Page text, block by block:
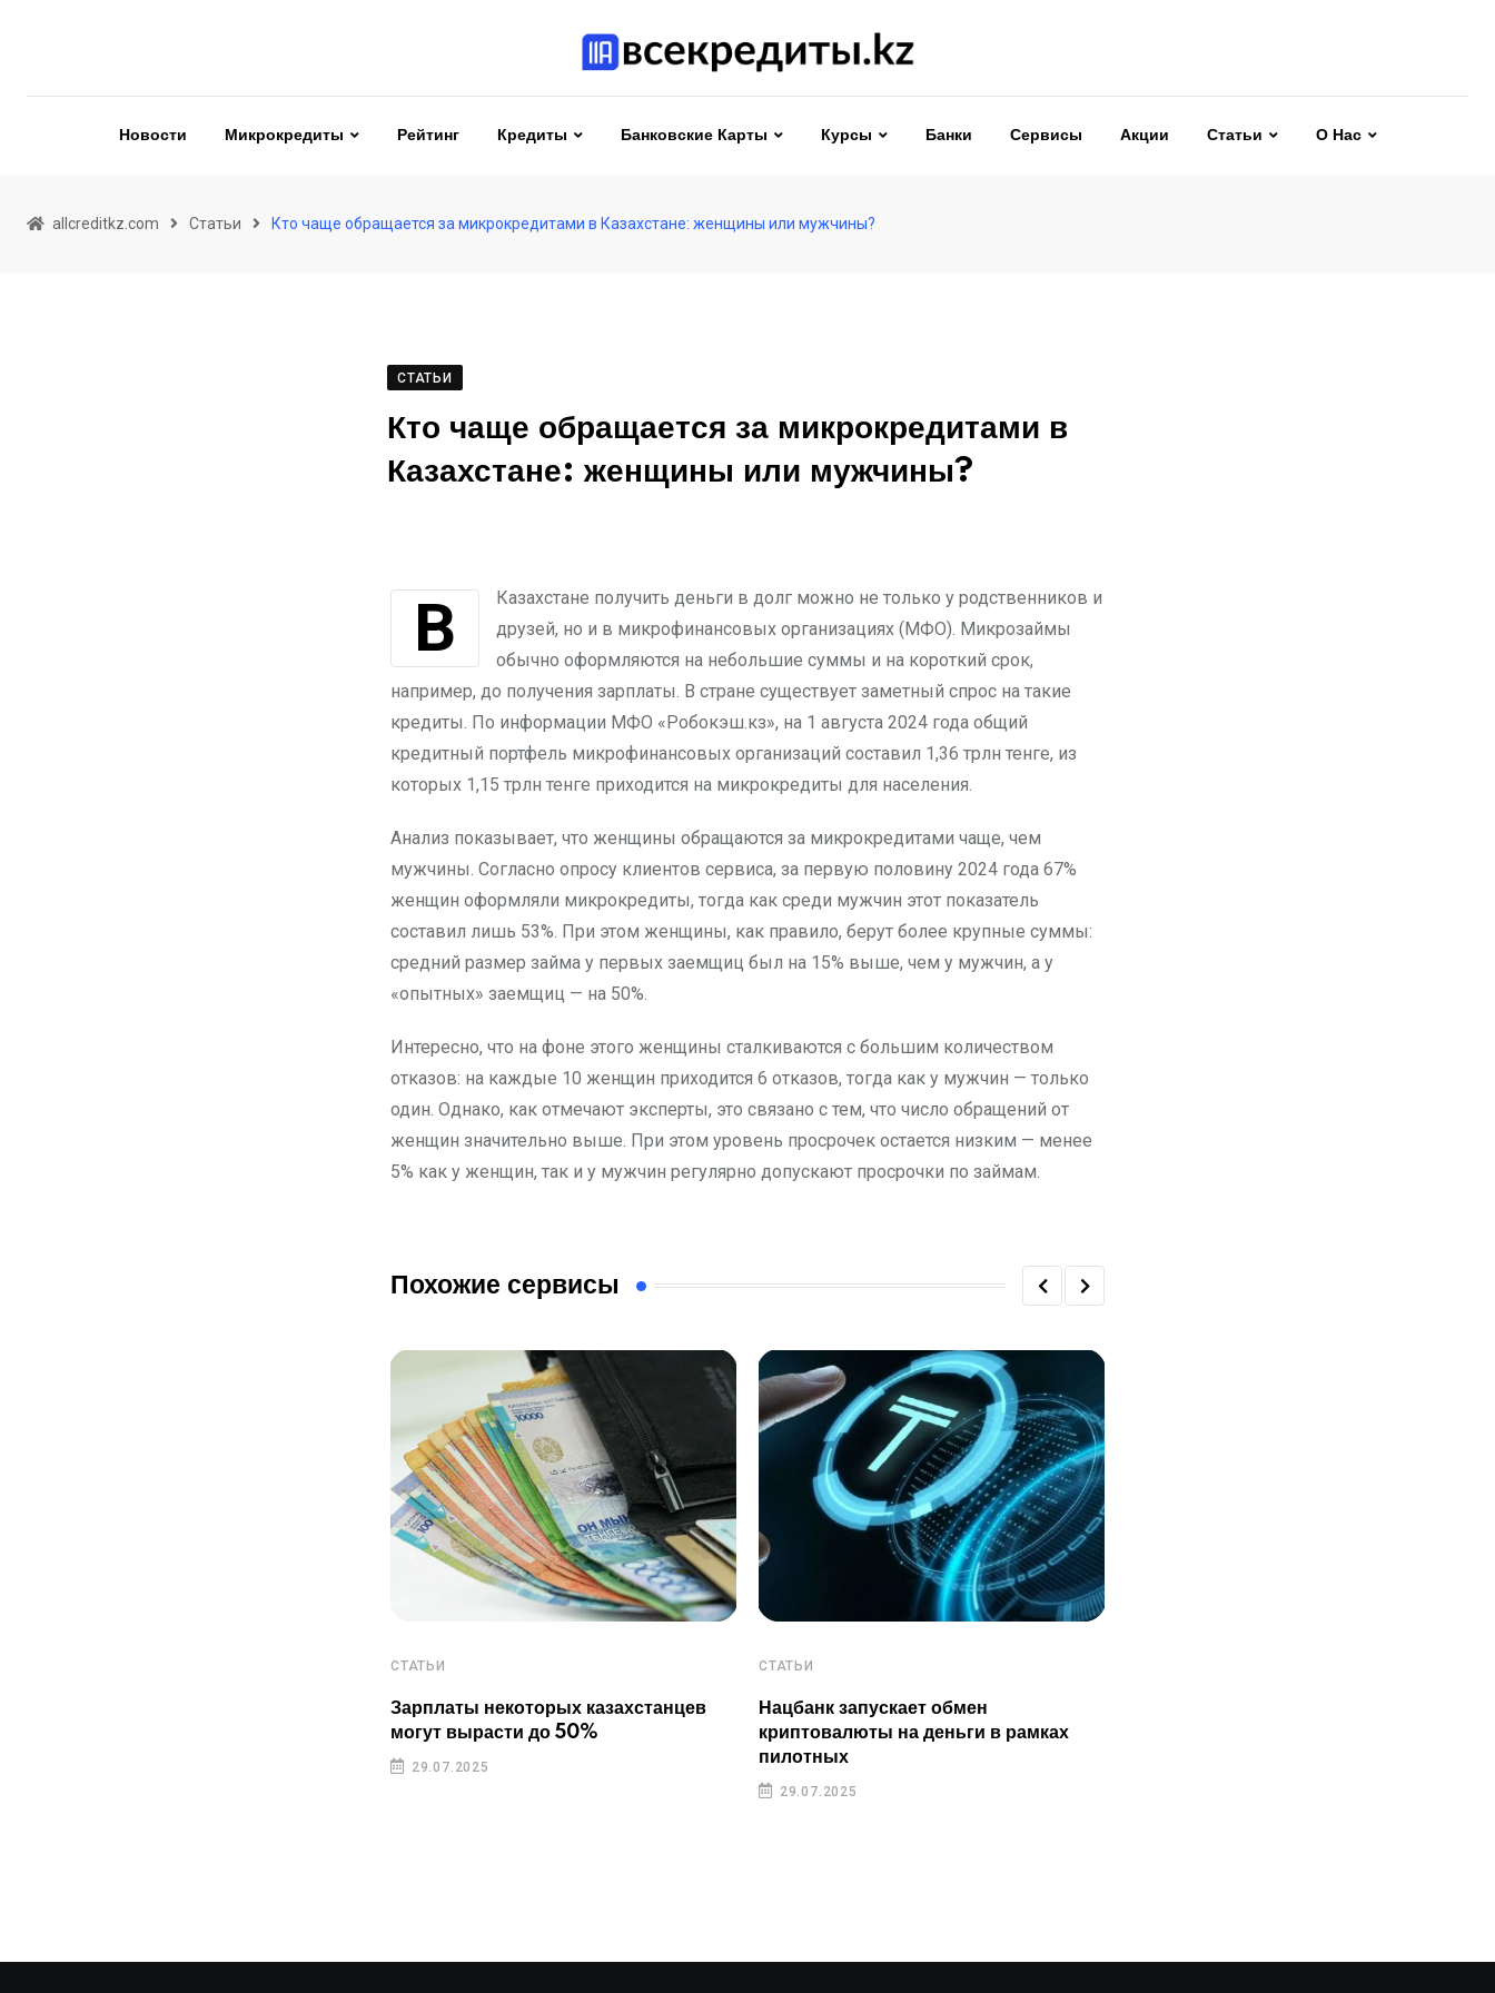
Новости Микрокредиты Рейтинг Кредиты Банковские Карты Курсы Банки Сервисы Акции Статьи О Нас
allcreditkz.com Статьи Кто чаще обращается за микрокредитами в Казахстане: женщины или мужчины?
СТАТЬИ
Кто чаще обращается за микрокредитами в
Казахстане: женщины или мужчины?
В Казахстане получить деньги в долг можно не только у родственников и
друзей, но и в микрофинансовых организациях (МФО). Микрозаймы
обычно оформляются на небольшие суммы и на короткий срок,
например, до получения зарплаты. В стране существует заметный спрос на такие
кредиты. По информации МФО «Робокэш.кз», на 1 августа 2024 года общий
кредитный портфель микрофинансовых организаций составил 1,36 трлн тенге, из
которых 1,15 трлн тенге приходится на микрокредиты для населения.
Анализ показывает, что женщины обращаются за микрокредитами чаще, чем
мужчины. Согласно опросу клиентов сервиса, за первую половину 2024 года 67%
женщин оформляли микрокредиты, тогда как среди мужчин этот показатель
составил лишь 53%. При этом женщины, как правило, берут более крупные суммы:
средний размер займа у первых заемщиц был на 15% выше, чем у мужчин, а у
«опытных» заемщиц — на 50%.
Интересно, что на фоне этого женщины сталкиваются с большим количеством
отказов: на каждые 10 женщин приходится 6 отказов, тогда как у мужчин — только
один. Однако, как отмечают эксперты, это связано с тем, что число обращений от
женщин значительно выше. При этом уровень просрочек остается низким — менее
5% как у женщин, так и у мужчин регулярно допускают просрочки по займам.
Похожие сервисы
СТАТЬИ
Зарплаты некоторых казахстанцев
могут вырасти до 50%
29.07.2025
СТАТЬИ
Нацбанк запускает обмен
криптовалюты на деньги в рамках
пилотных
29.07.2025